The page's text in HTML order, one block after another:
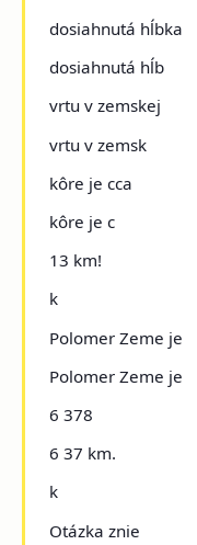
dosiahnutá hĺbka
dosiahnutá hĺb
vrtu v zemskej
vrtu v zemsk
kôre je cca
kôre je c
13 km!
k
Polomer Zeme je
Polomer Zeme je
6 378
6 37 km.
k
Otázka znie